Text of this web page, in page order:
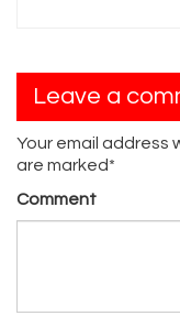
Leave a
Your email address
are marked*
Comment